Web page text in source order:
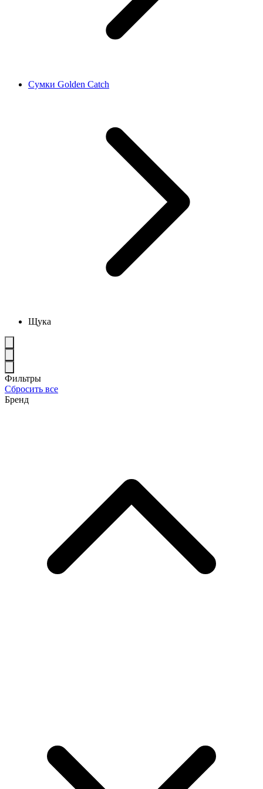
Сумки Golden Catch
Щука
Фильтры
Сбросить все
Бренд